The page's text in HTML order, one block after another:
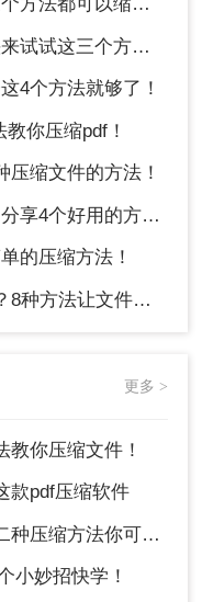
强大的PDF编辑
件，然后选择“文
PDF文件。
处理完成后可以
用和方便，能够
pdf怎么压缩成
试这三个方法！
4个方法就够了！
你压缩pdf！
缩文件的方法！
的方法，简单又快捷！
的压缩方法！
让文件轻松"瘦身"！
更多 >
教你压缩文件！
款pdf压缩软件
法你可以轻松学会！
小妙招快学！